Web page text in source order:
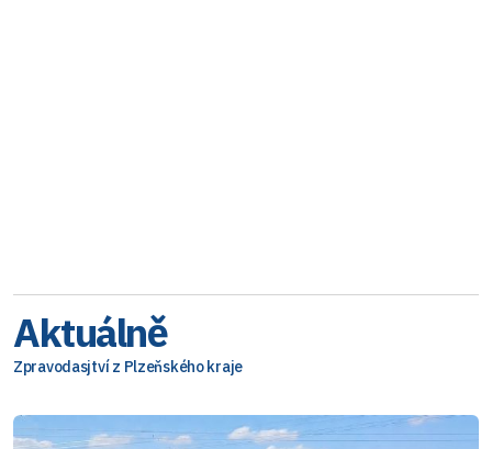
Aktuálně
Zpravodasjtví z Plzeňského kraje